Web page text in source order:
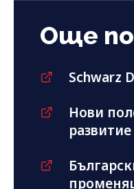
Още
Schwarz
Нови